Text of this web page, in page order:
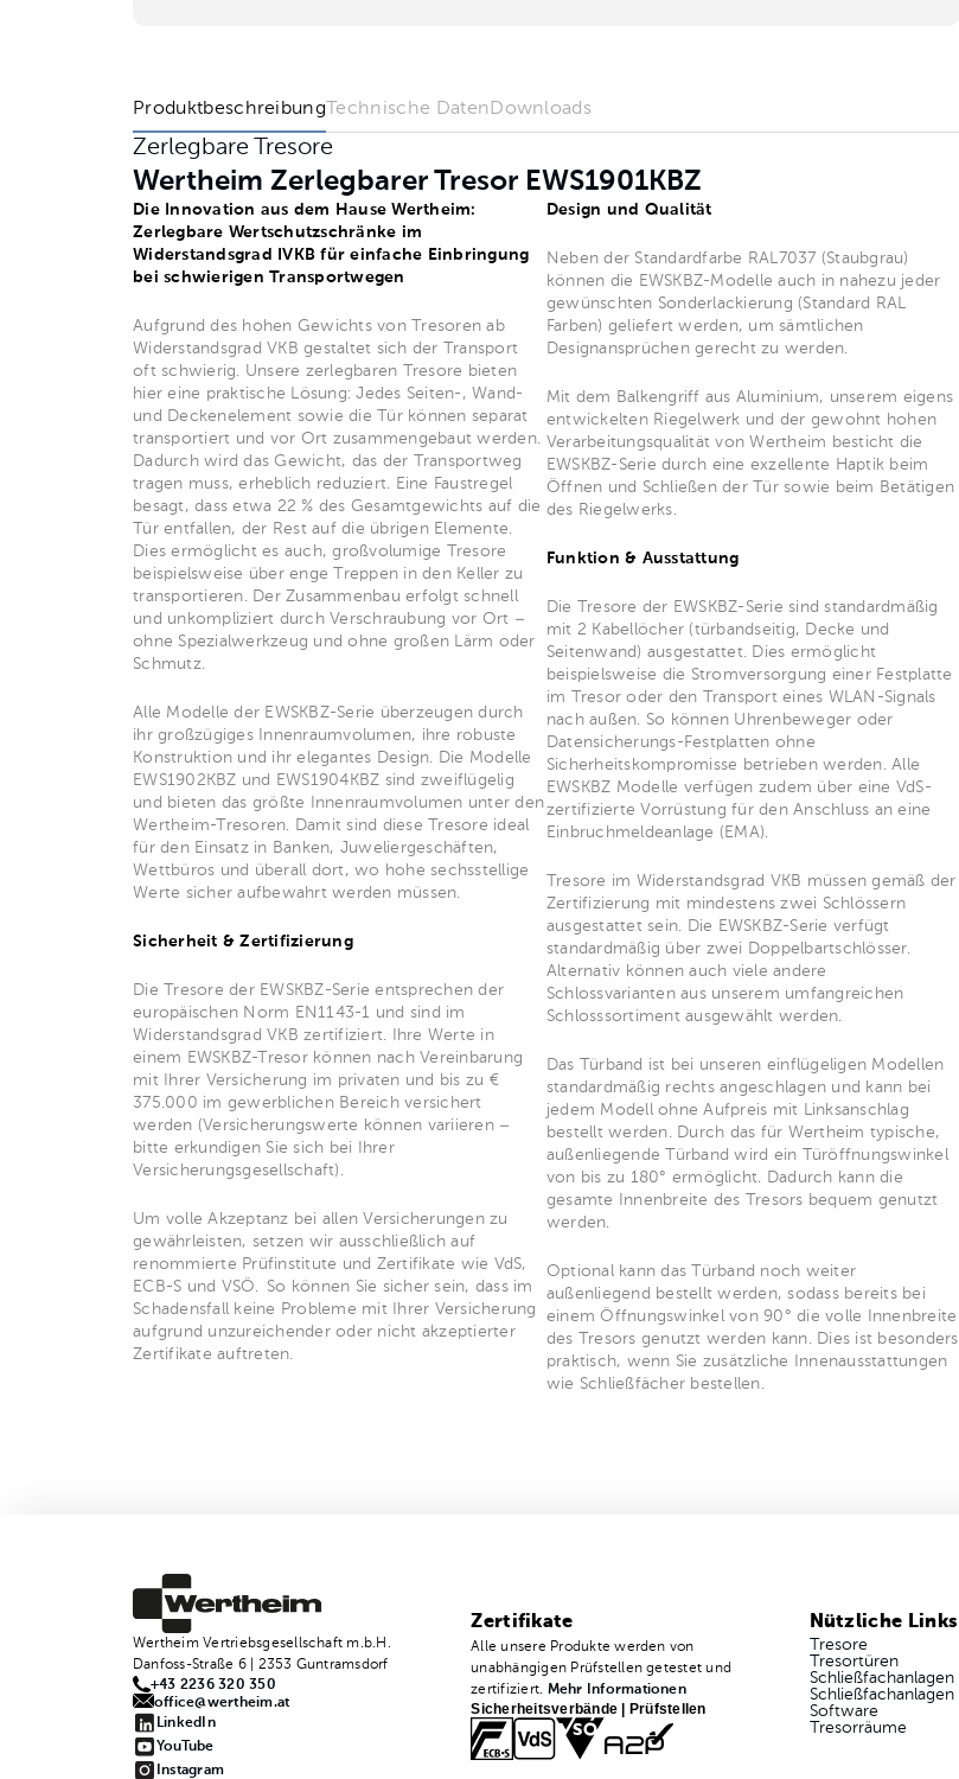
ProduktbeschreibungTechnische Daten Downloads
Zerlegbare Tresore
Wertheim Zerlegbarer Tresor EWS1901KBZ
Die Innovation aus dem Hause Wertheim:
Zerlegbare Wertschutzschränke im
Widerstandsgrad IVKB für einfache Einbringung
bei schwierigen Transportwegen
Aufgrund des hohen Gewichts von Tresoren ab
Widerstandsgrad VKB gestaltet sich der Transport
oft schwierig. Unsere zerlegbaren Tresore bieten
hier eine praktische Lösung: Jedes Seiten-, Wand-
und Deckenelement sowie die Tür können separat
transportiert und vor Ort zusammengebaut werden.
Dadurch wird das Gewicht, das der Transportweg
tragen muss, erheblich reduziert. Eine Faustregel
besagt, dass etwa 22 % des Gesamtgewichts auf die
Tür entfallen, der Rest auf die übrigen Elemente.
Dies ermöglicht es auch, großvolumige Tresore
beispielsweise über enge Treppen in den Keller zu
transportieren. Der Zusammenbau erfolgt schnell
und unkompliziert durch Verschraubung vor Ort –
ohne Spezialwerkzeug und ohne großen Lärm oder
Schmutz.
Alle Modelle der EWSKBZ-Serie überzeugen durch
ihr großzügiges Innenraumvolumen, ihre robuste
Konstruktion und ihr elegantes Design. Die Modelle
EWS1902KBZ und EWS1904KBZ sind zweiflügelig
und bieten das größte Innenraumvolumen unter den
Wertheim-Tresoren. Damit sind diese Tresore ideal
für den Einsatz in Banken, Juweliergeschäften,
Wettbüros und überall dort, wo hohe sechsstellige
Werte sicher aufbewahrt werden müssen.
Sicherheit & Zertifizierung
Die Tresore der EWSKBZ-Serie entsprechen der
europäischen Norm EN1143-1 und sind im
Widerstandsgrad VKB zertifiziert. Ihre Werte in
einem EWSKBZ-Tresor können nach Vereinbarung
mit Ihrer Versicherung im privaten und bis zu €
375.000 im gewerblichen Bereich versichert
werden (Versicherungswerte können variieren –
bitte erkundigen Sie sich bei Ihrer
Versicherungsgesellschaft).
Um volle Akzeptanz bei allen Versicherungen zu
gewährleisten, setzen wir ausschließlich auf
renommierte Prüfinstitute und Zertifikate wie VdS,
ECB-S und VSÖ. So können Sie sicher sein, dass im
Schadensfall keine Probleme mit Ihrer Versicherung
aufgrund unzureichender oder nicht akzeptierter
Zertifikate auftreten.
Design und Qualität
Neben der Standardfarbe RAL7037 (Staubgrau)
können die EWSKBZ-Modelle auch in nahezu jeder
gewünschten Sonderlackierung (Standard RAL
Farben) geliefert werden, um sämtlichen
Designansprüchen gerecht zu werden.
Mit dem Balkengriff aus Aluminium, unserem eigens
entwickelten Riegelwerk und der gewohnt hohen
Verarbeitungsqualität von Wertheim besticht die
EWSKBZ-Serie durch eine exzellente Haptik beim
Öffnen und Schließen der Tür sowie beim Betätigen
des Riegelwerks.
Funktion & Ausstattung
Die Tresore der EWSKBZ-Serie sind standardmäßig
mit 2 Kabellöcher (türbandseitig, Decke und
Seitenwand) ausgestattet. Dies ermöglicht
beispielsweise die Stromversorgung einer Festplatte
im Tresor oder den Transport eines WLAN-Signals
nach außen. So können Uhrenbeweger oder
Datensicherungs-Festplatten ohne
Sicherheitskompromisse betrieben werden. Alle
EWSKBZ Modelle verfügen zudem über eine VdS-
zertifizierte Vorrüstung für den Anschluss an eine
Einbruchmeldeanlage (EMA).
Tresore im Widerstandsgrad VKB müssen gemäß der
Zertifizierung mit mindestens zwei Schlössern
ausgestattet sein. Die EWSKBZ-Serie verfügt
standardmäßig über zwei Doppelbartschlösser.
Alternativ können auch viele andere
Schlossvarianten aus unserem umfangreichen
Schlosssortiment ausgewählt werden.
Das Türband ist bei unseren einflügeligen Modellen
standardmäßig rechts angeschlagen und kann bei
jedem Modell ohne Aufpreis mit Linksanschlag
bestellt werden. Durch das für Wertheim typische,
außenliegende Türband wird ein Türöffnungswinkel
von bis zu 180° ermöglicht. Dadurch kann die
gesamte Innenbreite des Tresors bequem genutzt
werden.
Optional kann das Türband noch weiter
außenliegend bestellt werden, sodass bereits bei
einem Öffnungswinkel von 90° die volle Innenbreite
des Tresors genutzt werden kann. Dies ist besonders
praktisch, wenn Sie zusätzliche Innenausstattungen
wie Schließfächer bestellen.
Wertheim Vertriebsgesellschaft m.b.H.
Danfoss-Straße 6 | 2353 Guntramsdorf
+43 2236 320 350
office@wertheim.at
LinkedIn
YouTube
Instagram
Zertifikate
Alle unsere Produkte werden von
unabhängigen Prüfstellen getestet und
zertifiziert. Mehr Informationen
Sicherheitsverbände | Prüfstellen
Nützliche Links
Tresore
Tresortüren
Schließfachanlagen
Schließfachanlagen
Software
Tresorräume